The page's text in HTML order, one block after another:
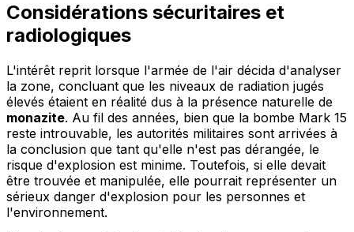
Considérations sécuritaires et
radiologiques
L'intérêt reprit lorsque l'armée de l'air décida d'analyser
la zone, concluant que les niveaux de radiation jugés
élevés étaient en réalité dus à la présence naturelle de
monazite. Au fil des années, bien que la bombe Mark 15
reste introuvable, les autorités militaires sont arrivées à
la conclusion que tant qu'elle n'est pas dérangée, le
risque d'explosion est minime. Toutefois, si elle devait
être trouvée et manipulée, elle pourrait représenter un
sérieux danger d'explosion pour les personnes et
l'environnement.